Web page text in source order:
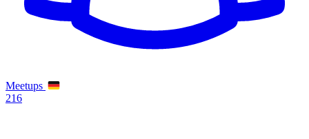
Meetups
216